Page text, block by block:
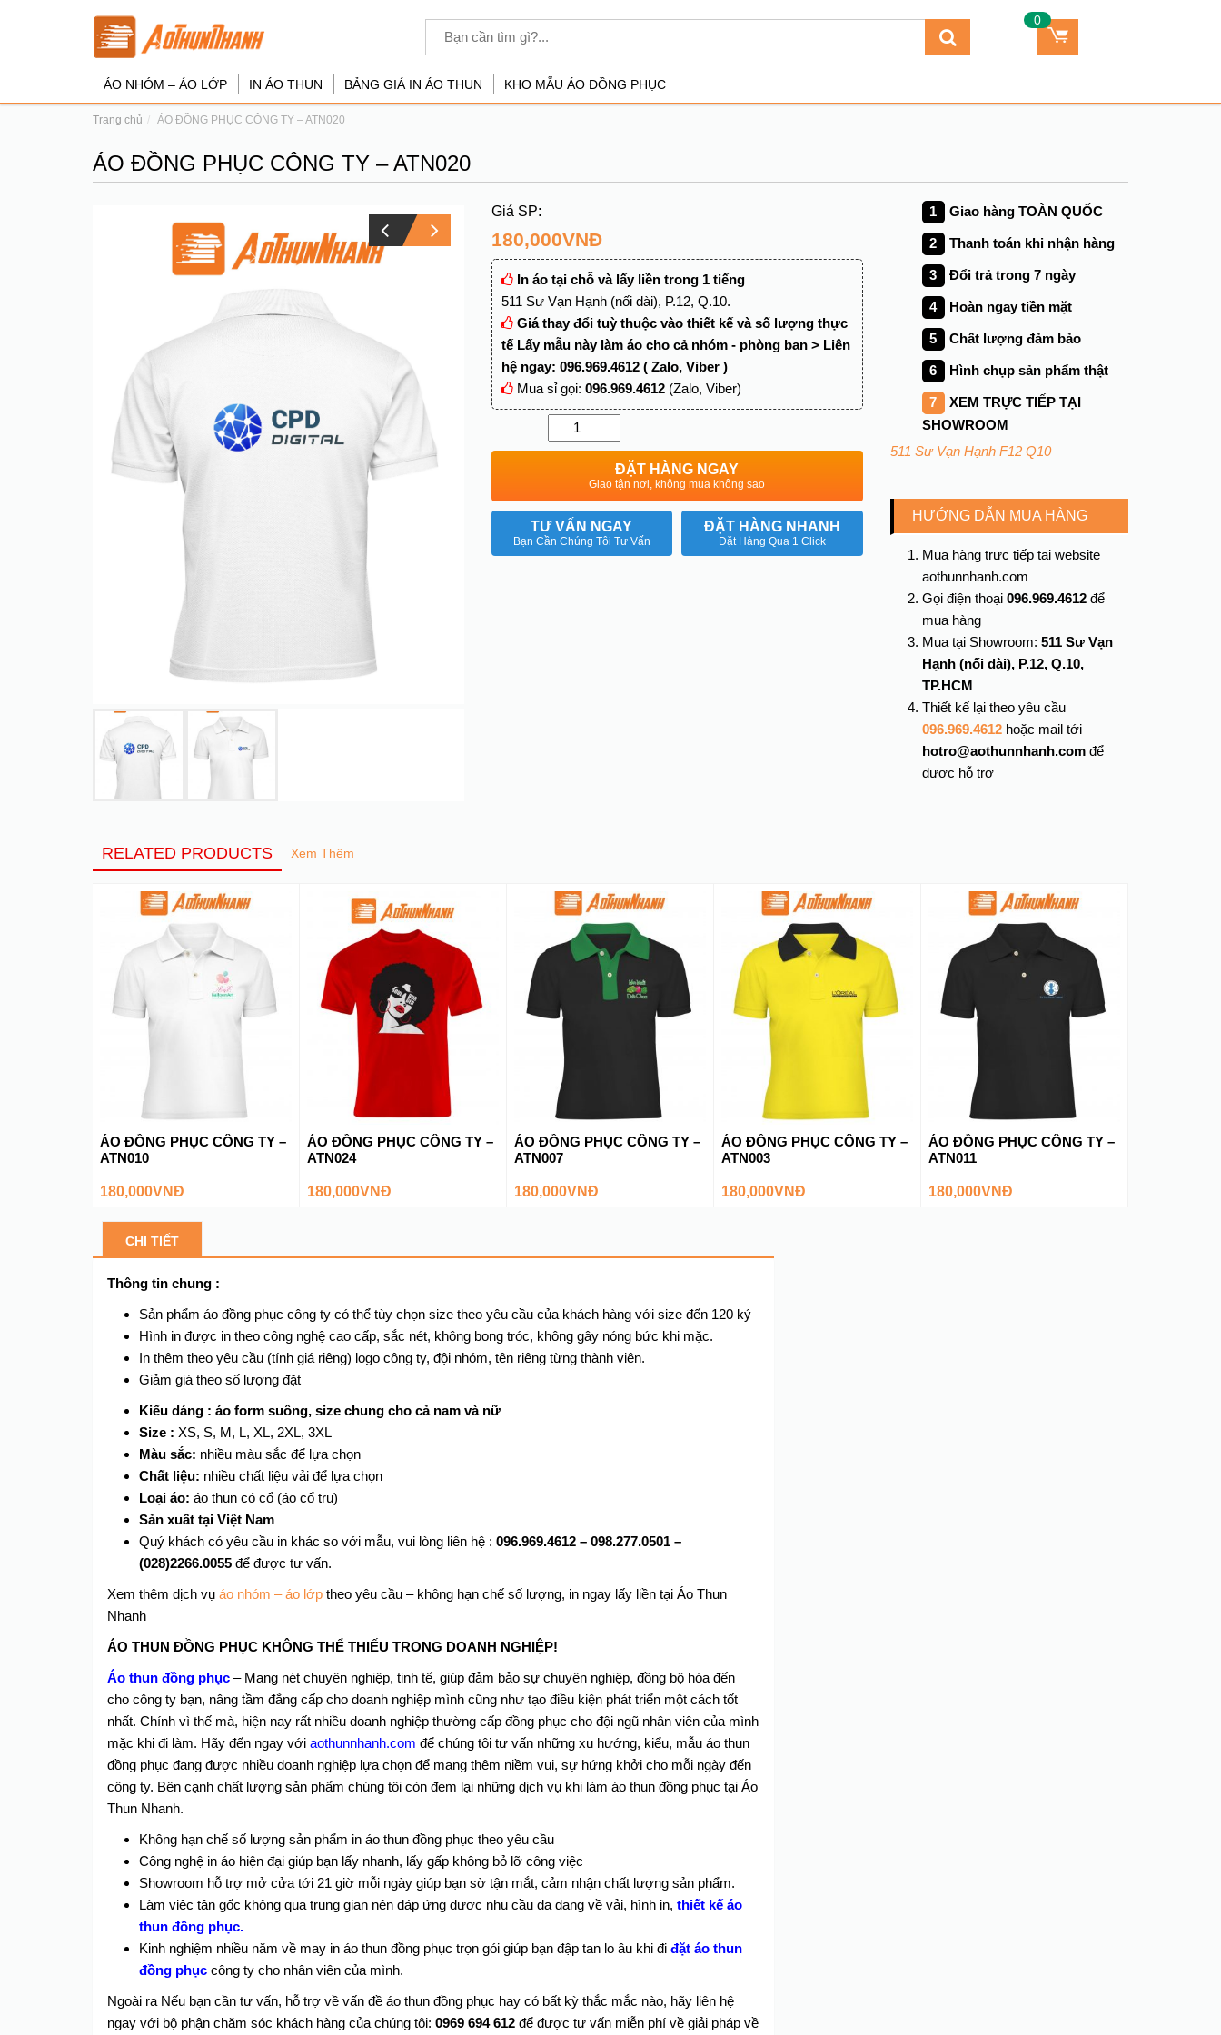
0
ÁO NHÓM – ÁO LỚP IN ÁO THUN BẢNG GIÁ IN ÁO THUN KHO MẪU ÁO ĐỒNG PHỤC
Trang chủ ÁO ĐỒNG PHỤC CÔNG TY – ATN020
ÁO ĐỒNG PHỤC CÔNG TY – ATN020
180,000VNĐ
In áo tại chỗ và lấy liền trong 1 tiếng
511 Sư Vạn Hạnh (nối dài), P.12, Q.10.
Giá thay đổi tuỳ thuộc vào thiết kế và số lượng thực
tế Lấy mẫu này làm áo cho cả nhóm - phòng ban > Liên
hệ ngay: 096.969.4612 ( Zalo, Viber )
Mua sỉ gọi: 096.969.4612(Zalo, Viber)
ĐẶT HÀNG NGAY
Giao tận nơi, không mua không sao
TƯ VẤN NGAY
Bạn Cần Chúng Tôi Tư Vấn
ĐẶT HÀNG NHANH
Đặt Hàng Qua 1 Click
Giao hàng TOÀN QUỐC
Thanh toán khi nhận hàng
Đổi trả trong 7ngày
Hoàn ngay tiền mặt
Chất lượng đảm bảo
Hình chụp sản phẩm thật
XEM TRỰC TIẾP TẠI
SHOWROOM
511 Sư Vạn Hạnh F12 Q10
HƯỚNG DẪN MUA HÀNG
Mua hàng trực tiếp tại website
aothunnhanh.com
Gọi điện thoại 096.969.4612để
mua hàng
Mua tại Showroom: 511 Sư Vạn
Hạnh (nối dài), P.12, Q.10,
TP.HCM
Thiết kế lại theo yêu cầu
096.969.4612 hoặc mail tới
hotro@aothunnhanh.comđể
được hỗ trợ
RELATED PRODUCTS Xem Thêm
ÁO ĐỒNG PHỤC CÔNG TY –
ATN010
180,000VNĐ
ÁO ĐỒNG PHỤC CÔNG TY –
ATN024
180,000VNĐ
ÁO ĐỒNG PHỤC CÔNG TY –
ATN007
180,000VNĐ
ÁO ĐỒNG PHỤC CÔNG TY –
ATN003
180,000VNĐ
ÁO ĐỒNG PHỤC CÔNG TY –
ATN011
180,000VNĐ
CHI TIẾT
Thông tin chung :
Sản phẩm áo đồng phục công ty có thể tùy chọn size theo yêu cầu của khách hàng với size đến 120 ký
Hình in được in theo công nghệ cao cấp, sắc nét, không bong tróc, không gây nóng bức khi mặc.
In thêm theo yêu cầu (tính giá riêng) logo công ty, đội nhóm, tên riêng từng thành viên.
Giảm giá theo số lượng đặt
Kiểu dáng : áo form suông, size chung cho cả nam và nữ
Size : XS, S, M, L, XL, 2XL, 3XL
Màu sắc: nhiều màu sắc để lựa chọn
Chất liệu: nhiều chất liệu vải để lựa chọn
Loại áo: áo thun có cổ (áo cổ trụ)
Sản xuất tại Việt Nam
Quý khách có yêu cầu in khác so với mẫu, vui lòng liên hệ : 096.969.4612 – 098.277.0501 –
(028)2266.0055 để được tư vấn.
Xem thêm dịch vụ áo nhóm – áo lớp theo yêu cầu – không hạn chế số lượng, in ngay lấy liền tại Áo Thun
Nhanh
ÁO THUN ĐỒNG PHỤC KHÔNG THỂ THIẾU TRONG DOANH NGHIỆP!
Áo thun đồng phục – Mang nét chuyên nghiệp, tinh tế, giúp đảm bảo sự chuyên nghiệp, đồng bộ hóa đến
cho công ty bạn, nâng tầm đẳng cấp cho doanh nghiệp mình cũng như tạo điều kiện phát triển một cách tốt
nhất. Chính vì thế mà, hiện nay rất nhiều doanh nghiệp thường cấp đồng phục cho đội ngũ nhân viên của mình
mặc khi đi làm. Hãy đến ngay với aothunnhanh.com để chúng tôi tư vấn những xu hướng, kiểu, mẫu áo thun
đồng phục đang được nhiều doanh nghiệp lựa chọn để mang thêm niềm vui, sự hứng khởi cho mỗi ngày đến
công ty. Bên cạnh chất lượng sản phẩm chúng tôi còn đem lại những dịch vụ khi làm áo thun đồng phục tại Áo
Thun Nhanh.
Không hạn chế số lượng sản phẩm in áo thun đồng phục theo yêu cầu
Công nghệ in áo hiện đại giúp bạn lấy nhanh, lấy gấp không bỏ lỡ công việc
Showroom hỗ trợ mở cửa tới 21 giờ mỗi ngày giúp bạn sờ tận mắt, cảm nhận chất lượng sản phẩm.
Làm việc tận gốc không qua trung gian nên đáp ứng được nhu cầu đa dạng về vải, hình in, thiết kế áo
thun đồng phục.
Kinh nghiệm nhiều năm về may in áo thun đồng phục trọn gói giúp bạn đập tan lo âu khi đi đặt áo thun
đồng phục công ty cho nhân viên của mình.
Ngoài ra Nếu bạn cần tư vấn, hỗ trợ về vấn đề áo thun đồng phục hay có bất kỳ thắc mắc nào, hãy liên hệ
ngay với bộ phận chăm sóc khách hàng của chúng tôi: 0969 694 612 để được tư vấn miễn phí về giải pháp về